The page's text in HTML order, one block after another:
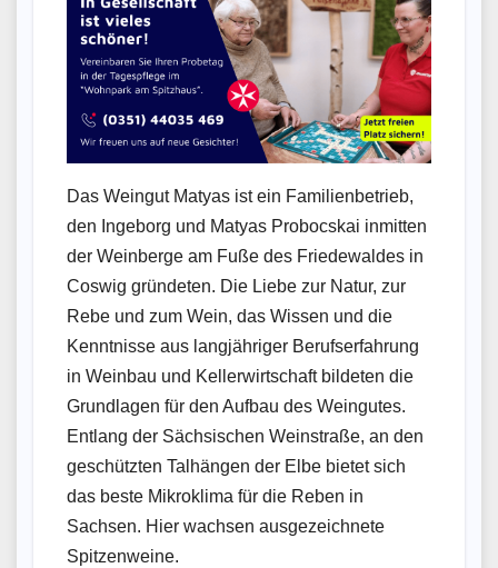
Das Weingut Matyas ist ein Familienbetrieb,
den Ingeborg und Matyas Probocskai inmitten
der Weinberge am Fuße des Friedewaldes in
Coswig gründeten. Die Liebe zur Natur, zur
Rebe und zum Wein, das Wissen und die
Kenntnisse aus langjähriger Berufserfahrung
in Weinbau und Kellerwirtschaft bildeten die
Grundlagen für den Aufbau des Weingutes.
Entlang der Sächsischen Weinstraße, an den
geschützten Talhängen der Elbe bietet sich
das beste Mikroklima für die Reben in
Sachsen. Hier wachsen ausgezeichnete
Spitzenweine.